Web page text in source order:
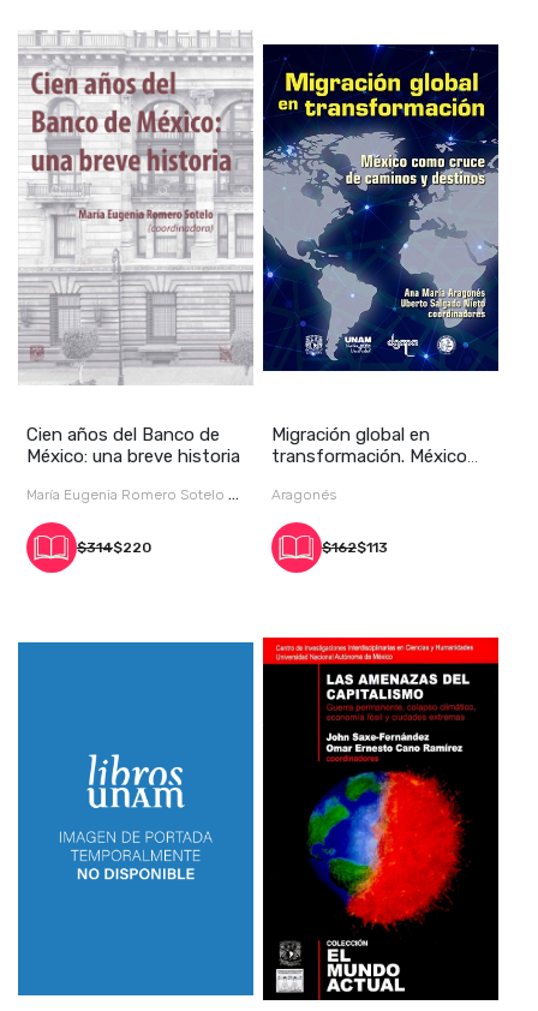
Cien años del Banco de
México: una breve historia
María Eugenia Romero Sotelo /
Romero Sotelo
$314$220
Migración global en
transformación. México
Aragonés
$162$113